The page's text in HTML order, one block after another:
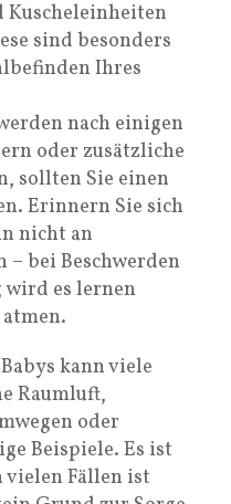
Kuscheleinheiten
sind besonders
Ihres
nach einigen
oder zusätzliche
sollten Sie einen
Erinnern Sie sich
nicht an
– bei Beschwerden
es lernen
kann viele
Raumluft,
oder
Beispiele. Es ist
vielen Fällen ist